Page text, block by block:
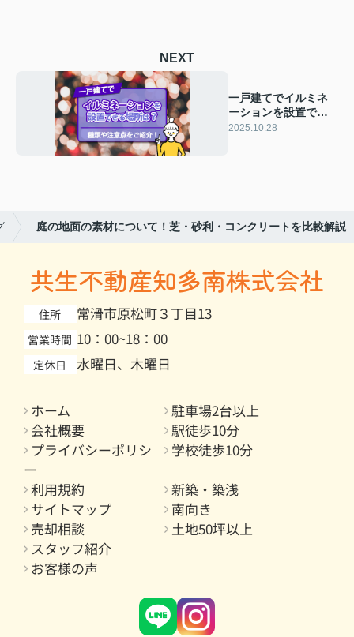
NEXT
一戸建てでイルミネ
ーションを設置でき
る場所は？種類や注
2025.10.28
庭の地面の素材について！芝・砂利・コンクリートを比較解説
共生不動産知多南株式会社
住所 常滑市原松町３丁目13
営業時間 10：00~18：00
定休日 水曜日、木曜日
ホーム
駐車場2台以上
会社概要
駅徒歩10分
プライバシーポリシ
ー
学校徒歩10分
利用規約
新築・築浅
サイトマップ
南向き
売却相談
土地50坪以上
スタッフ紹介
お客様の声